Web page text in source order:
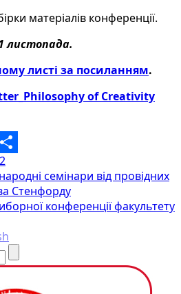
матеріалів конференції.
листопада.
листі за посиланням.
of Creativity
семінари від провідних
Стенфорду
конференції факультету